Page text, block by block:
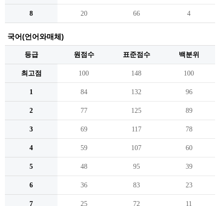
8 20 66 4
국어(언어와매체)
등급 원점수 표준점수 백분위
최고점 100 148 100
1 84 132 96
2 77 125 89
3 69 117 78
4 59 107 60
5 48 95 39
6 36 83 23
7 25 72 11